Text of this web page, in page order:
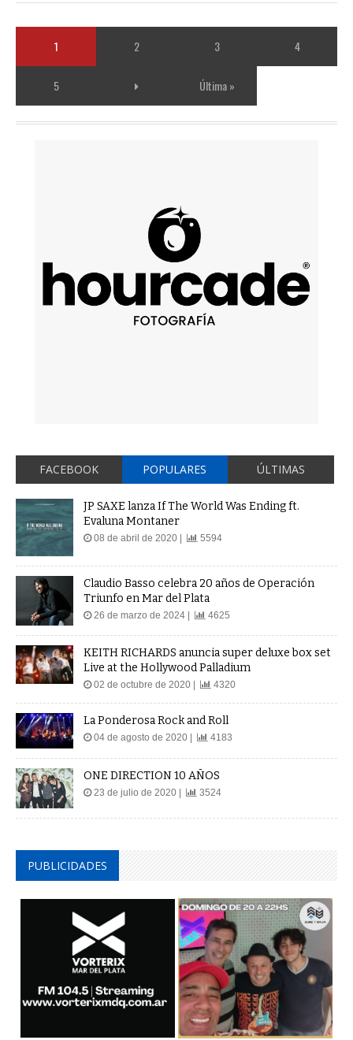
1 2 3 4
5 Última »
FACEBOOK POPULARES ÚLTIMAS
JP SAXE lanza If The World Was Ending ft.
Evaluna Montaner
08 de abril de 2020 | 5594
Claudio Basso celebra 20 años de Operación
Triunfo en Mar del Plata
26 de marzo de 2024 | 4625
KEITH RICHARDS anuncia super deluxe box set
Live at the Hollywood Palladium
02 de octubre de 2020 | 4320
La Ponderosa Rock and Roll
04 de agosto de 2020 | 4183
ONE DIRECTION 10 AÑOS
23 de julio de 2020 | 3524
PUBLICIDADES